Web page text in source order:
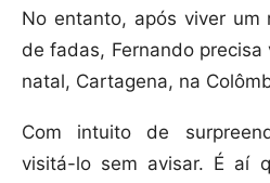
No entanto, após viver um
de fadas, Fernando
natal, Cartagena, na
Com intuito de
visitá-lo sem avisar. É aí